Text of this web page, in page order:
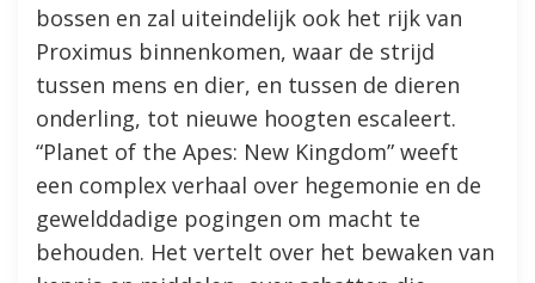
bossen en zal uiteindelijk ook het rijk van
Proximus binnenkomen, waar de strijd
tussen mens en dier, en tussen de dieren
onderling, tot nieuwe hoogten escaleert.
“Planet of the Apes: New Kingdom” weeft
een complex verhaal over hegemonie en de
gewelddadige pogingen om macht te
behouden. Het vertelt over het bewaken van